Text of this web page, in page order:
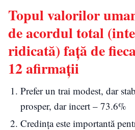
Topul valorilor
de acordul total
ridicată) față de
12 afirmații
Prefer un trai modest, dar
prosper, dar incert – 73.6%
Credința este importantă